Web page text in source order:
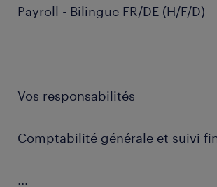
Payroll - Bilingue FR/DE (H/F/D)
Vos responsabilités
Comptabilité générale et suivi
...